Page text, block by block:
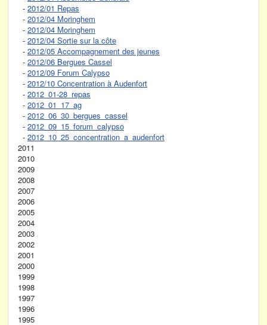
- 2012/01 Repas
- 2012/04 Moringhem
- 2012/04 Moringhem
- 2012/04 Sortie sur la côte
- 2012/05 Accompagnement des jeunes
- 2012/06 Bergues Cassel
- 2012/09 Forum Calypso
- 2012/10 Concentration à Audenfort
- 2012_01-28_repas
- 2012_01_17_ag
- 2012_06_30_bergues_cassel
- 2012_09_15_forum_calypso
- 2012_10_25_concentration_a_audenfort
2011
2010
2009
2008
2007
2006
2005
2004
2003
2002
2001
2000
1999
1998
1997
1996
1995